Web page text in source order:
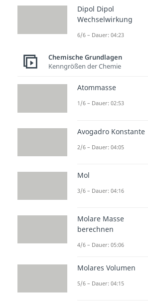
Hauptgruppe
Periodensystem
Magnesium
Aluminium)
5 (z. B.
6 (z. B.
Sauerstoff
7 (z. B.Chlor)
Dipol Dipol
Wechselwirkung
6/6 – Dauer: 04:23
Chemische Grundlagen
Kenngrößen der Chemie
Atommasse
1/6 – Dauer: 02:53
Avogadro Konstante
2/6 – Dauer: 04:05
Mol
3/6 – Dauer: 04:16
Molare Masse
berechnen
4/6 – Dauer: 05:06
Molares Volumen
5/6 – Dauer: 04:15